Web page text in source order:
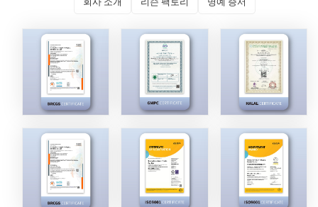
português
العربية
日本語
한국의
ไทย
Tiếng việt